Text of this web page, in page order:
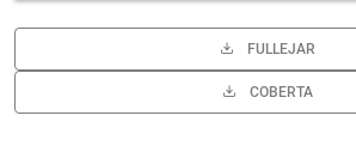
FULLEJAR
COBERTA